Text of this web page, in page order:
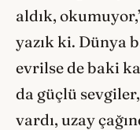
aldık,
yazık ki. Dünya
evrilse de baki
da güçlü
vardı, uzay